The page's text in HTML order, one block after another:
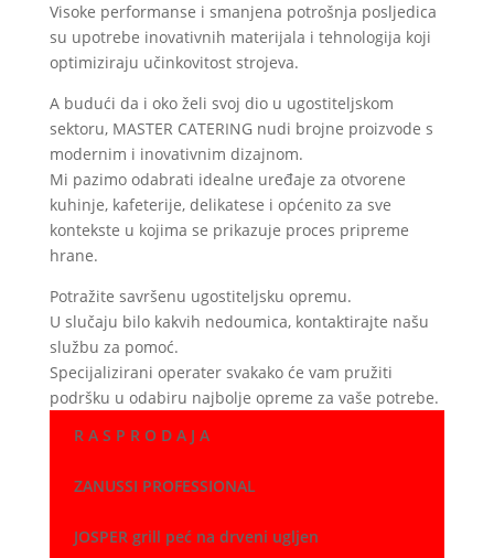
Visoke performanse i smanjena potrošnja posljedica
su upotrebe inovativnih materijala i tehnologija koji
optimiziraju učinkovitost strojeva.
A budući da i oko želi svoj dio u ugostiteljskom
sektoru, MASTER CATERING nudi brojne proizvode s
modernim i inovativnim dizajnom.
Mi pazimo odabrati idealne uređaje za otvorene
kuhinje, kafeterije, delikatese i općenito za sve
kontekste u kojima se prikazuje proces pripreme
hrane.
Potražite savršenu ugostiteljsku opremu.
U slučaju bilo kakvih nedoumica, kontaktirajte našu
službu za pomoć.
Specijalizirani operater svakako će vam pružiti
podršku u odabiru najbolje opreme za vaše potrebe.
R A S P R O D A J A
ZANUSSI PROFESSIONAL
JOSPER grill peć na drveni ugljen